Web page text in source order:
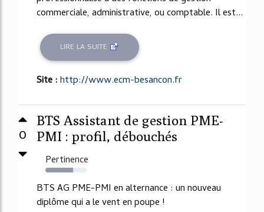
commerciale, administrative, ou comptable. Il est...
LIRE LA SUITE
Site :http://www.ecm-besancon.fr
0
BTS Assistant de gestion PME-
PMI : profil, débouchés
Pertinence
67%
BTS AG PME-PMI en alternance : un nouveau
diplôme qui a le vent en poupe !